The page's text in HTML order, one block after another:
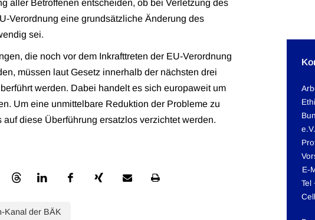
aller Betroffenen entscheiden, ob bei Verletzung des
Verordnung eine grundsätzliche Änderung des
sei.
die noch vor dem Inkrafttreten der EU-Verordnung
müssen laut Gesetz innerhalb der nächsten drei
werden. Dabei handelt es sich europaweit um
Um eine unmittelbare Reduktion der Probleme zu
auf diese Überführung ersatzlos verzichtet werden.
Kanal der BÄK
e.V.
E-
Tel